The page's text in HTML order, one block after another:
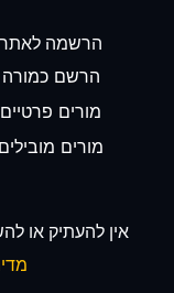
הרשמה לאתר
הרשם כמורה
מורים פרטיים
מורים מובילים
אין להעתיק או